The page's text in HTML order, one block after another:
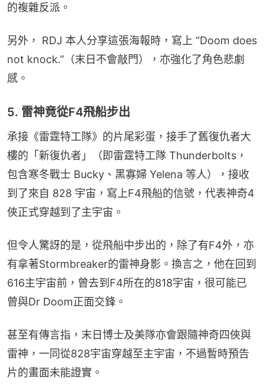
的複雜反派。
另外， RDJ 本人分享這張海報時，寫上 “Doom does
not knock.”（末日不會敲門），亦強化了角色悲劇
感。
5. 雷神竟從F4飛船步出
承接《雷霆特工隊》的片尾彩蛋，接手了舊復仇者大
樓的「新復仇者」（即雷霆特工隊 Thunderbolts，
包含寒冬戰士 Bucky、黑寡婦 Yelena 等人），接收
到了來自 828 宇宙，寫上F4飛船的信號，代表神奇4
俠正式穿越到了主宇宙。
但令人驚訝的是，從飛船中步出的，除了有F4外，亦
有拿著Stormbreaker的雷神身影。換言之，他在回到
616主宇宙前，曾去到F4所在的818宇宙，很可能已
曾與Dr Doom正面交鋒。
甚至有傳言指，末日博士及美隊亦會跟隨神奇四俠與
雷神，一同從828宇宙穿越至主宇宙，不過暫時預告
片的畫面未能證實。